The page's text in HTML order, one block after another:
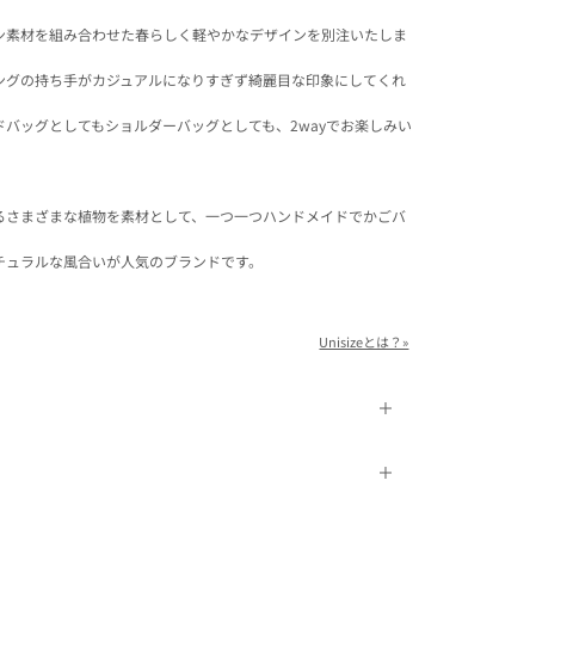
材を組み合わせた春らしく軽やかなデザインを別注いたしま
の持ち手がカジュアルになりすぎず綺麗目な印象にしてくれ
ッグとしてもショルダーバッグとしても、2wayでお楽しみい
まざまな植物を素材として、一つ一つハンドメイドでかごバ
ラルな風合いが人気のブランドです。
Unisizeとは？»